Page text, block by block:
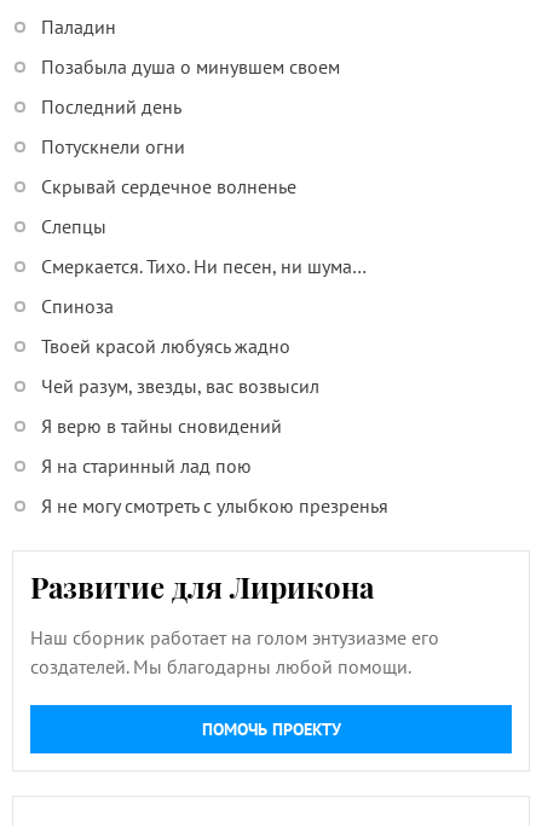
Паладин
Позабыла душа о минувшем своем
Последний день
Потускнели огни
Скрывай сердечное волненье
Слепцы
Смеркается. Тихо. Ни песен, ни шума…
Спиноза
Твоей красой любуясь жадно
Чей разум, звезды, вас возвысил
Я верю в тайны сновидений
Я на старинный лад пою
Я не могу смотреть с улыбкою презренья
Развитие для Лирикона
Наш сборник работает на голом энтузиазме его
создателей. Мы благодарны любой помощи.
ПОМОЧЬ ПРОЕКТУ